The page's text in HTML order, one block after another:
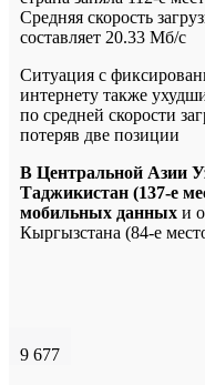
Средняя скорость
составляет 20.33 Мб/с
Ситуация с
интернету также
по средней скорости
потеряв две позиции
В Центральной Азии
Таджикистан (137-е
мобильных данных и
Кыргызстана (84-е
9 677